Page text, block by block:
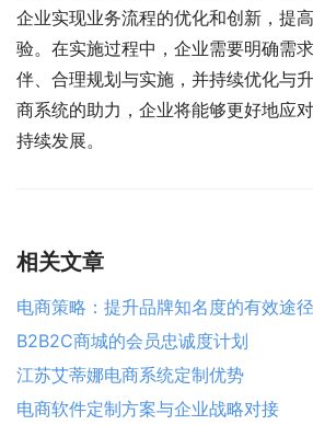
企业实现业务流程的优化和创新，提
验。在实施过程中，企业需要明确需
伴、合理规划与实施，并持续优化与
商系统的助力，企业将能够更好地应
持续发展。
相关文章
电商策略：提升品牌知名度的有效途径
B2B2C商城的会员忠诚度计划
江苏艾蒂娜电商系统定制优势
电商软件定制方案与企业战略对接